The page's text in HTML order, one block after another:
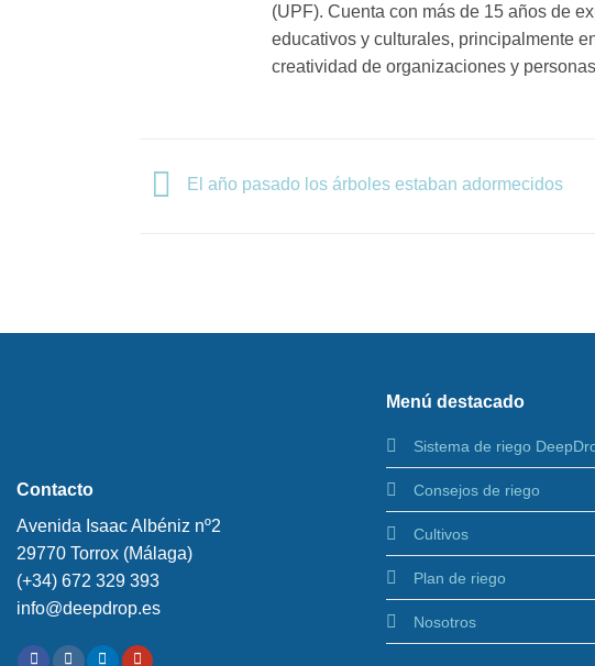
(UPF). Cuenta con más de 15 años de
educativos y culturales, principalmente
creatividad de organizaciones y
El año pasado los árboles estaban adormecidos
Contacto
Avenida Isaac Albéniz nº2
29770 Torrox (Málaga)
(+34) 672 329 393
info@deepdrop.es
Menú destacado
Sistema de riego
Consejos de riego
Cultivos
Plan de riego
Nosotros